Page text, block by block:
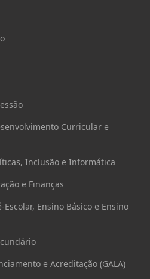
Curricular e
Inclusão e Informática
e Finanças
Ensino Básico e Ensino
e Acreditação (GALA)